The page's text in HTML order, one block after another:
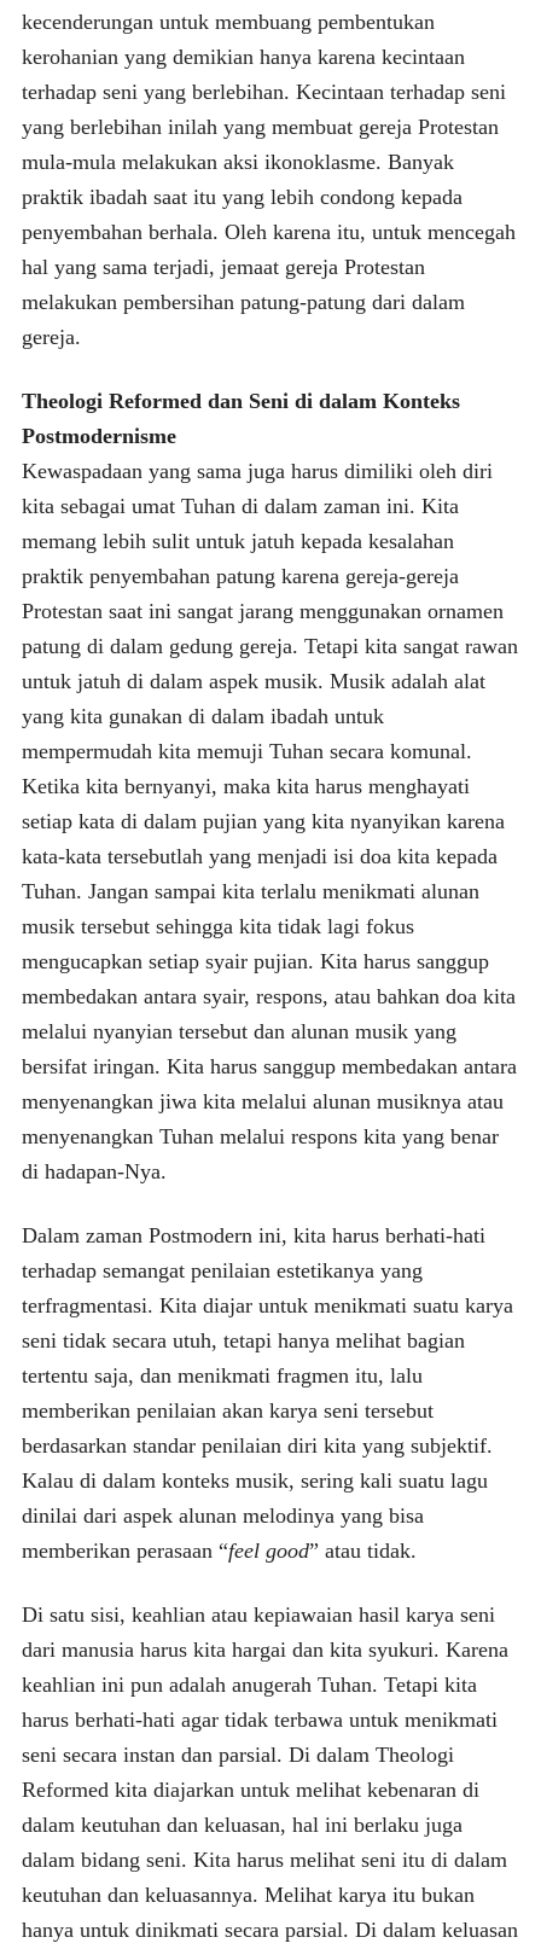
kecenderungan untuk membuang pembentukan
kerohanian yang demikian hanya karena kecintaan
terhadap seni yang berlebihan. Kecintaan terhadap seni
yang berlebihan inilah yang membuat gereja Protestan
mula-mula melakukan aksi ikonoklasme. Banyak
praktik ibadah saat itu yang lebih condong kepada
penyembahan berhala. Oleh karena itu, untuk mencegah
hal yang sama terjadi, jemaat gereja Protestan
melakukan pembersihan patung-patung dari dalam
gereja.
Theologi Reformed dan Seni di dalam Konteks
Postmodernisme
Kewaspadaan yang sama juga harus dimiliki oleh diri
kita sebagai umat Tuhan di dalam zaman ini. Kita
memang lebih sulit untuk jatuh kepada kesalahan
praktik penyembahan patung karena gereja-gereja
Protestan saat ini sangat jarang menggunakan ornamen
patung di dalam gedung gereja. Tetapi kita sangat rawan
untuk jatuh di dalam aspek musik. Musik adalah alat
yang kita gunakan di dalam ibadah untuk
mempermudah kita memuji Tuhan secara komunal.
Ketika kita bernyanyi, maka kita harus menghayati
setiap kata di dalam pujian yang kita nyanyikan karena
kata-kata tersebutlah yang menjadi isi doa kita kepada
Tuhan. Jangan sampai kita terlalu menikmati alunan
musik tersebut sehingga kita tidak lagi fokus
mengucapkan setiap syair pujian. Kita harus sanggup
membedakan antara syair, respons, atau bahkan doa kita
melalui nyanyian tersebut dan alunan musik yang
bersifat iringan. Kita harus sanggup membedakan antara
menyenangkan jiwa kita melalui alunan musiknya atau
menyenangkan Tuhan melalui respons kita yang benar
di hadapan-Nya.
Dalam zaman Postmodern ini, kita harus berhati-hati
terhadap semangat penilaian estetikanya yang
terfragmentasi. Kita diajar untuk menikmati suatu karya
seni tidak secara utuh, tetapi hanya melihat bagian
tertentu saja, dan menikmati fragmen itu, lalu
memberikan penilaian akan karya seni tersebut
berdasarkan standar penilaian diri kita yang subjektif.
Kalau di dalam konteks musik, sering kali suatu lagu
dinilai dari aspek alunan melodinya yang bisa
memberikan perasaan “feel good” atau tidak.
Di satu sisi, keahlian atau kepiawaian hasil karya seni
dari manusia harus kita hargai dan kita syukuri. Karena
keahlian ini pun adalah anugerah Tuhan. Tetapi kita
harus berhati-hati agar tidak terbawa untuk menikmati
seni secara instan dan parsial. Di dalam Theologi
Reformed kita diajarkan untuk melihat kebenaran di
dalam keutuhan dan keluasan, hal ini berlaku juga
dalam bidang seni. Kita harus melihat seni itu di dalam
keutuhan dan keluasannya. Melihat karya itu bukan
hanya untuk dinikmati secara parsial. Di dalam keluasan